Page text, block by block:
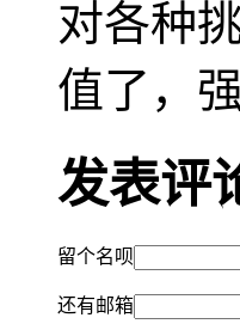
对各种
值了，
发表评
留个名呗
还有邮箱